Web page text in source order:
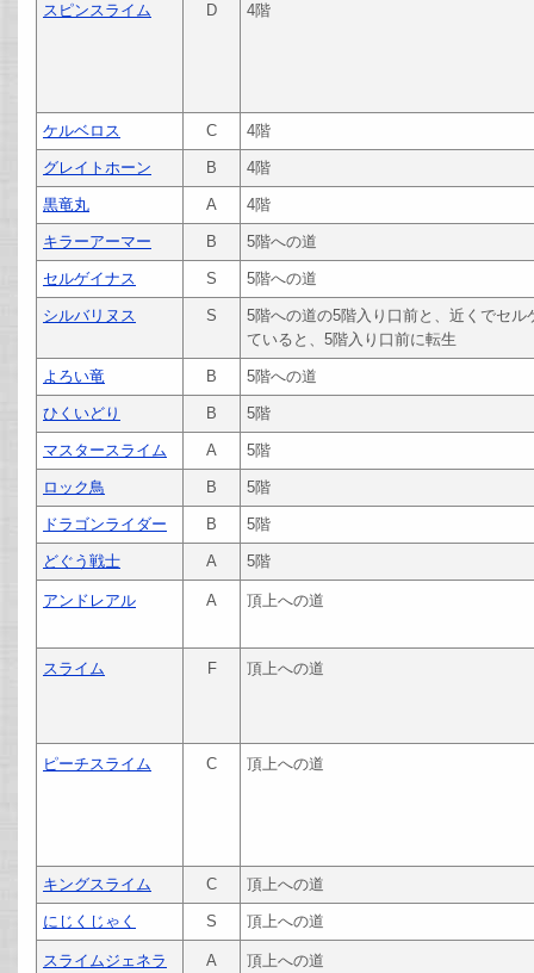
スピンスライム D 4階
ケルベロス C 4階
グレイトホーン B 4階
黒竜丸 A 4階
キラーアーマー B 5階への道
セルゲイナス S 5階への道
シルバリヌス S
5階への道の5階入り口前と、近くでセル
ていると、5階入り口前に転生
よろい竜 B 5階への道
ひくいどり B 5階
マスタースライム A 5階
ロック鳥 B 5階
ドラゴンライダー B 5階
どぐう戦士 A 5階
アンドレアル A 頂上への道
スライム F 頂上への道
ピーチスライム C 頂上への道
キングスライム C 頂上への道
にじくじゃく S 頂上への道
スライムジェネラ
A 頂上への道